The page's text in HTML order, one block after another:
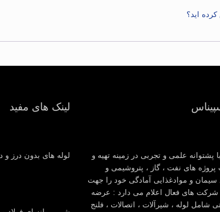
اید؟
علمی و تجربی در زمینه تهیه و
های نفت ، گاز ، پتروشیمی و
سیمان و موادغذایی آمادگی خود را جهت
شرکت های فعال اعلام می دارد : عرضه
شامل لوله ، شیرآلات ، اتصالات ، فلنج
لینک های مفید
لوله های بدون درز و